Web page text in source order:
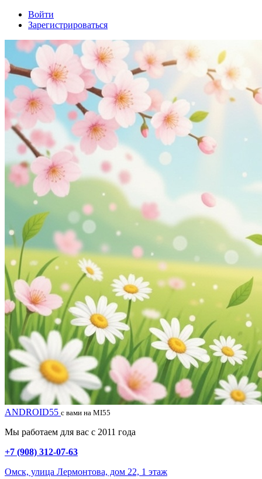
Войти
Зарегистрироваться
ANDROID55 с вами на MI55
Мы работаем для вас с 2011 года
+7 (908) 312-07-63
Омск, улица Лермонтова, дом 22, 1 этаж